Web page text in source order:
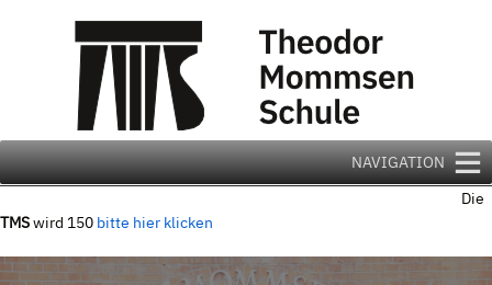
NAVIGATION
Die
TMSwird 150 bitte hier klicken